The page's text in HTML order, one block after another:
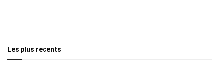
Les plus récents